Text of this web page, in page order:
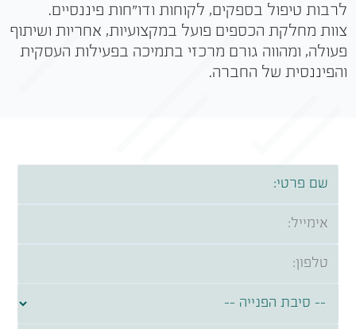
לרבות טיפול בספקים, לקוחות ודו"חות פיננסיים.
צוות מחלקת הכספים פועל במקצועיות, אחריות ושיתוף
פעולה, ומהווה גורם מרכזי בתמיכה בפעילות העסקית
והפיננסית של החברה.